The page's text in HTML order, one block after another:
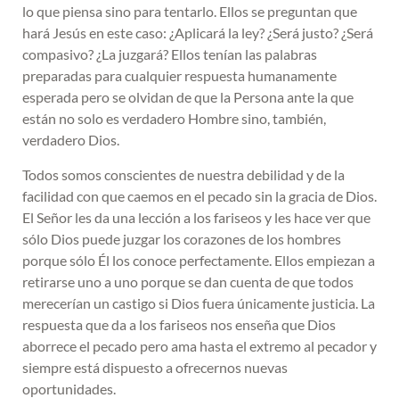
lo que piensa sino para tentarlo. Ellos se preguntan que
hará Jesús en este caso: ¿Aplicará la ley? ¿Será justo? ¿Será
compasivo? ¿La juzgará? Ellos tenían las palabras
preparadas para cualquier respuesta humanamente
esperada pero se olvidan de que la Persona ante la que
están no solo es verdadero Hombre sino, también,
verdadero Dios.
Todos somos conscientes de nuestra debilidad y de la
facilidad con que caemos en el pecado sin la gracia de Dios.
El Señor les da una lección a los fariseos y les hace ver que
sólo Dios puede juzgar los corazones de los hombres
porque sólo Él los conoce perfectamente. Ellos empiezan a
retirarse uno a uno porque se dan cuenta de que todos
merecerían un castigo si Dios fuera únicamente justicia. La
respuesta que da a los fariseos nos enseña que Dios
aborrece el pecado pero ama hasta el extremo al pecador y
siempre está dispuesto a ofrecernos nuevas
oportunidades.